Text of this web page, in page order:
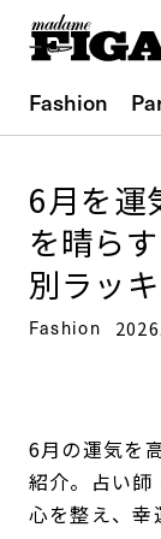
Fashion
6月を運
を晴ら
別ラッ
Fashion
6月の運気を
紹介。占い師
心を整え、幸